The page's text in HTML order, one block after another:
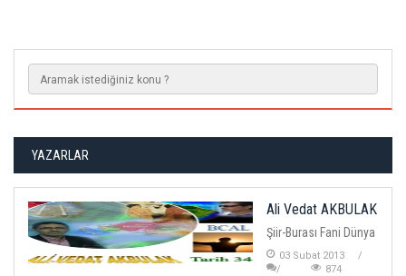
YAZARLAR
Ali Vedat AKBULAK
Şiir-Burası Fani Dünya
03 Subat 2013
874